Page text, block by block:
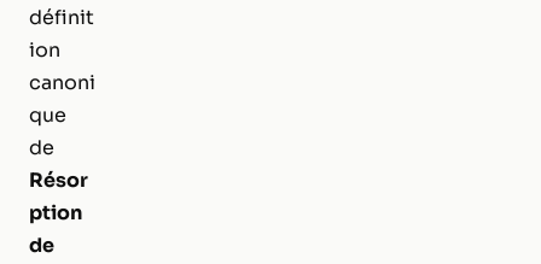
définit
ion
canoni
que
de
Résor
ption
de